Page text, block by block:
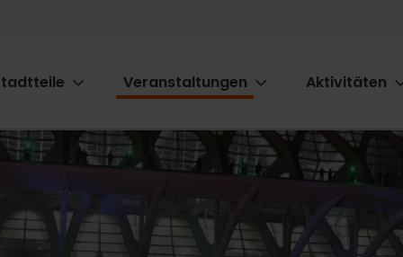
Veranstaltungen Aktivitäten